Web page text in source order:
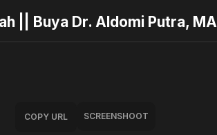
|| Buya Dr. Aldomi Putra, MA
COPY URL SCREENSHOOT